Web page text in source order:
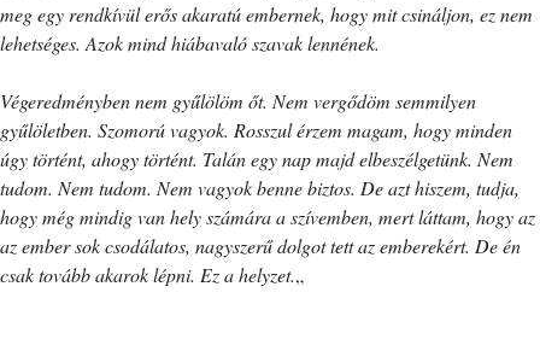
meg egy rendkívül erős akaratú embernek, hogy mit csináljon, ez nem
lehetséges. Azok mind hiábavaló szavak lennének.
Végeredményben nem gyűlölöm őt. Nem vergődöm semmilyen
gyűlöletben. Szomorú vagyok. Rosszul érzem magam, hogy minden
úgy történt, ahogy történt. Talán egy nap majd elbeszélgetünk. Nem
tudom. Nem tudom. Nem vagyok benne biztos. De azt hiszem, tudja,
hogy még mindig van hely számára a szívemben, mert láttam, hogy az
az ember sok csodálatos, nagyszerű dolgot tett az emberekért. De én
csak tovább akarok lépni. Ez a helyzet.„